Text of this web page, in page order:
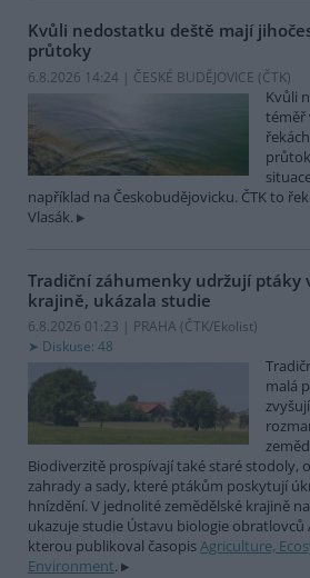
Kvůli nedostatku deště mají
průtoky
6.8.2026 14:24 | ČESKÉ BUDĚJOVICE (ČTK)
Kvůli
téměř
například na Českobudějovicku. ČTK to
Vlasák.
Tradiční záhumenky udržují ptáky
krajině, ukázala studie
6.8.2026 01:23 | PRAHA (ČTK/Ekolist)
Diskuse: 48
malá
Biodiverzitě prospívají také staré stodoly,
zahrady a sady, které ptákům poskytují
hnízdění. V jednolité zemědělské krajině
ukazuje studie Ústavu biologie obratlovců
kterou publikoval časopisAgriculture,
Environment.